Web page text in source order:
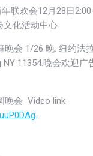
联欢会12月28日
文化活动中心
晚会 1/26 晚. 纽约法
NY 11354.晚会欢迎广
晚会 Video link